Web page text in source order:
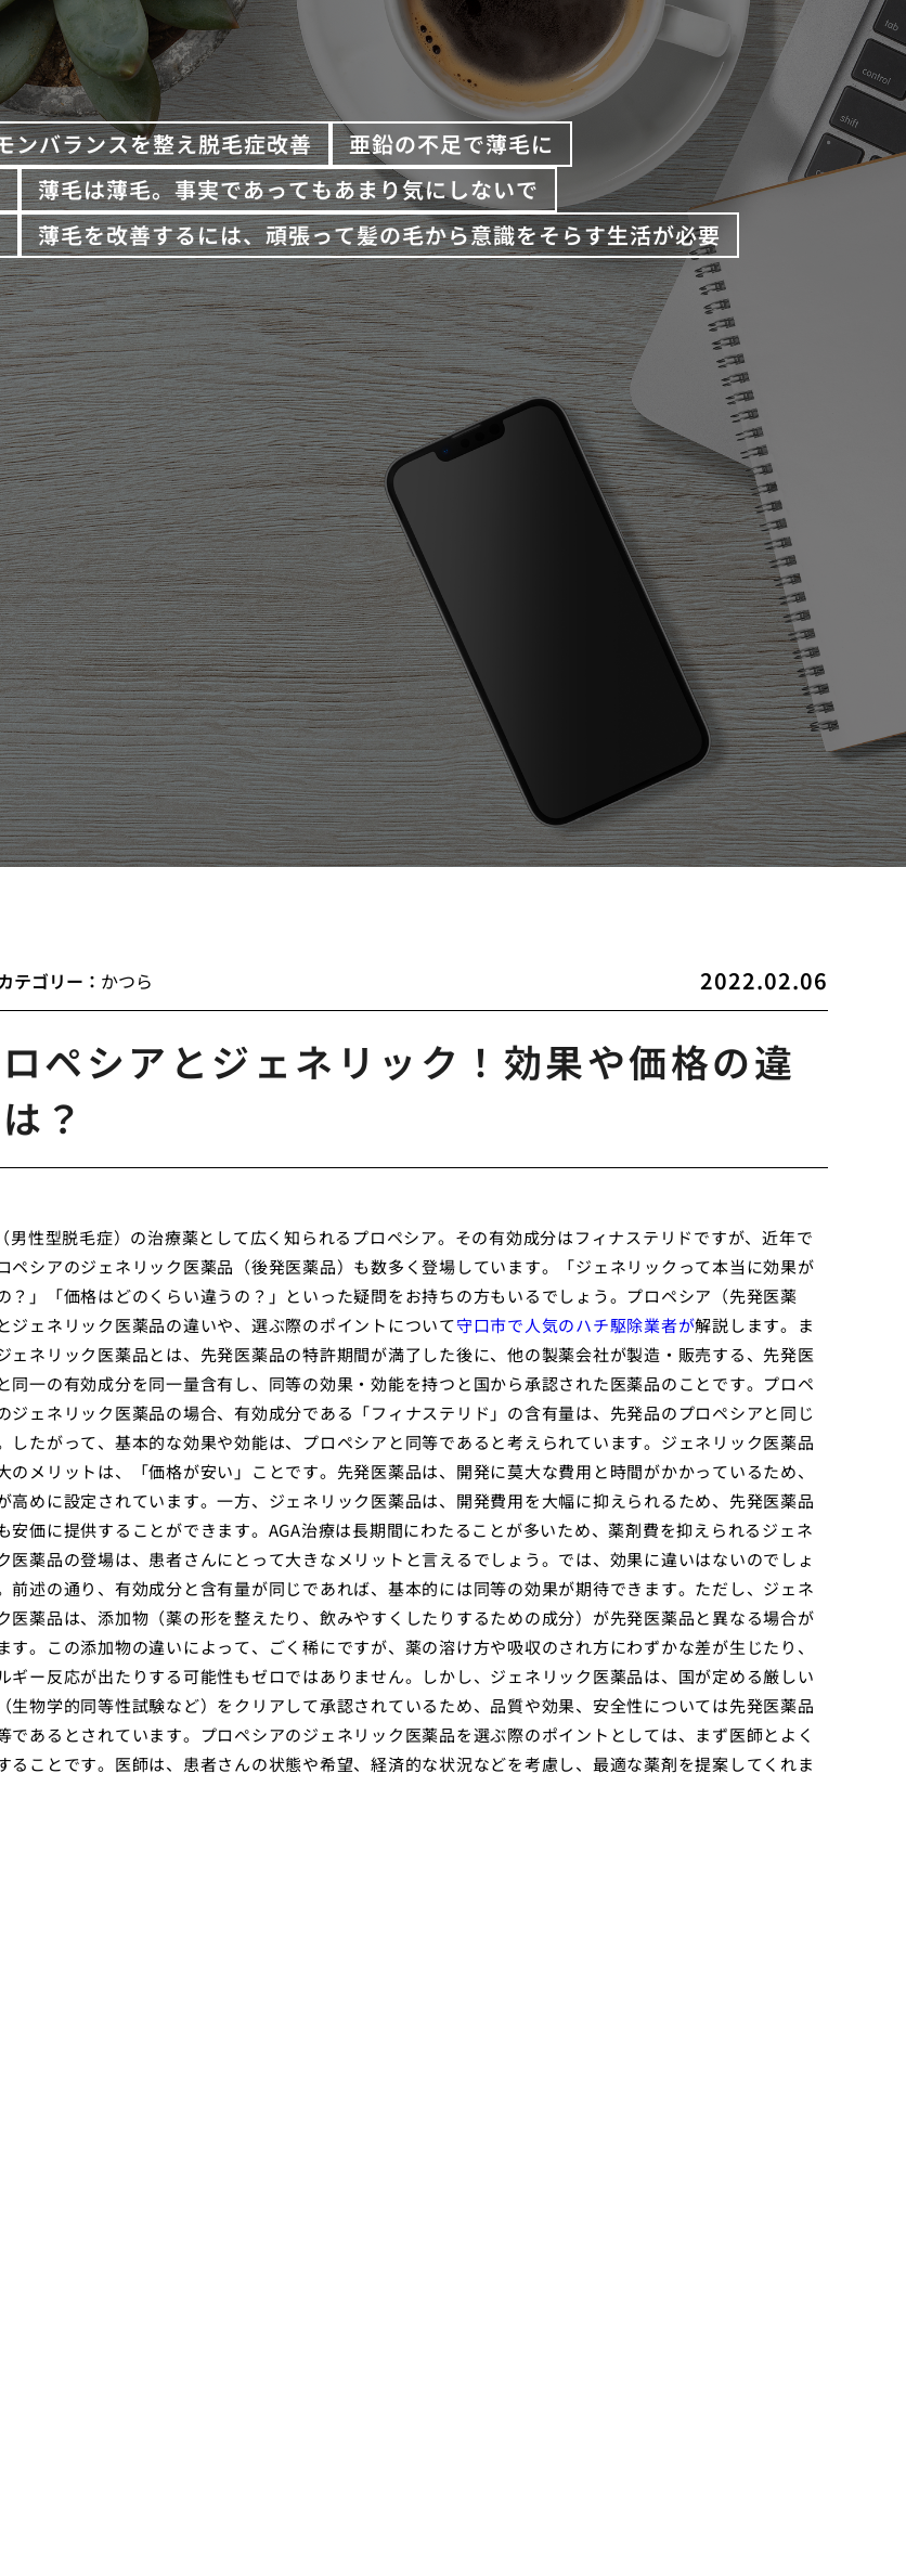
ンバランスを整え脱毛症改善
亜鉛の不足で薄毛に
薄毛は薄毛。事実であってもあまり気にしないで
薄毛を改善するには、頑張って髪の毛から意識をそらす生活が必要
2022.02.06
かつら
ペシアとジェネリック！効果や価格の違
？
男性型脱毛症）の治療薬として広く知られるプロペシア。その有効成分はフィナステリドですが、近年で
ペシアのジェネリック医薬品（後発医薬品）も数多く登場しています。「ジェネリックって本当に効果が
？」「価格はどのくらい違うの？」といった疑問をお持ちの方もいるでしょう。プロペシア（先発医薬
ジェネリック医薬品の違いや、選ぶ際のポイントについて守口市で人気のハチ駆除業者が解説します。ま
ェネリック医薬品とは、先発医薬品の特許期間が満了した後に、他の製薬会社が製造・販売する、先発医
同一の有効成分を同一量含有し、同等の効果・効能を持つと国から承認された医薬品のことです。プロペ
ジェネリック医薬品の場合、有効成分である「フィナステリド」の含有量は、先発品のプロペシアと同じ
したがって、基本的な効果や効能は、プロペシアと同等であると考えられています。ジェネリック医薬品
のメリットは、「価格が安い」ことです。先発医薬品は、開発に莫大な費用と時間がかかっているため、
高めに設定されています。一方、ジェネリック医薬品は、開発費用を大幅に抑えられるため、先発医薬品
安価に提供することができます。AGA治療は長期間にわたることが多いため、薬剤費を抑えられるジェネ
医薬品の登場は、患者さんにとって大きなメリットと言えるでしょう。では、効果に違いはないのでしょ
前述の通り、有効成分と含有量が同じであれば、基本的には同等の効果が期待できます。ただし、ジェネ
医薬品は、添加物（薬の形を整えたり、飲みやすくしたりするための成分）が先発医薬品と異なる場合が
す。この添加物の違いによって、ごく稀にですが、薬の溶け方や吸収のされ方にわずかな差が生じたり、
ギー反応が出たりする可能性もゼロではありません。しかし、ジェネリック医薬品は、国が定める厳しい
生物学的同等性試験など）をクリアして承認されているため、品質や効果、安全性については先発医薬品
であるとされています。プロペシアのジェネリック医薬品を選ぶ際のポイントとしては、まず医師とよく
ることです。医師は、患者さんの状態や希望、経済的な状況などを考慮し、最適な薬剤を提案してくれま